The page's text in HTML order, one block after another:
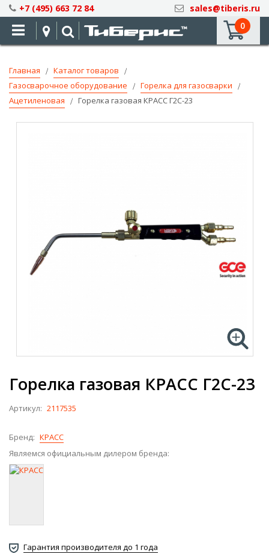
Skip
to
Content
+7 (495) 663 72 84
sales@tiberis.ru
0
Главная
Каталог товаров
Газосварочное оборудование
Горелка для газосварки
Ацетиленовая
Горелка газовая КРАСС Г2С-23
Горелка газовая КРАСС Г2С-23
Артикул: 2117535
Бренд: КРАСС
Являемся официальным дилером бренда:
Гарантия производителя до 1 года